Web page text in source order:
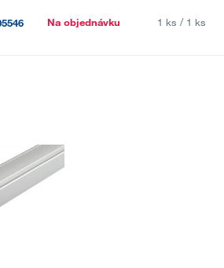
Na objednávku 1 ks / 1 ks